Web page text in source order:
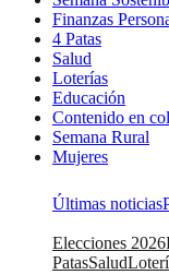
Finanzas
4 Patas
Salud
Loterías
Educación
Contenido en
Semana Rural
Mujeres
Últimas noticias
Elecciones 2026
PatasSalud